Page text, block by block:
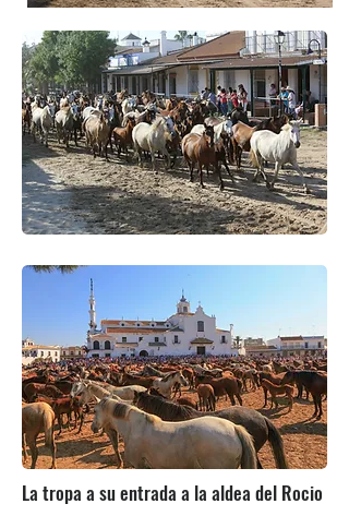
La tropa a su entrada a la aldea del Rocio